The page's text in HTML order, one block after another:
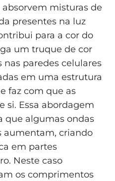
misturas de
presentes na luz
para a cor do
um truque de cor
paredes celulares
em uma estrutura
faz com que as
si. Essa abordagem
que algumas ondas
aumentam, criando
em partes
Neste caso
os comprimentos